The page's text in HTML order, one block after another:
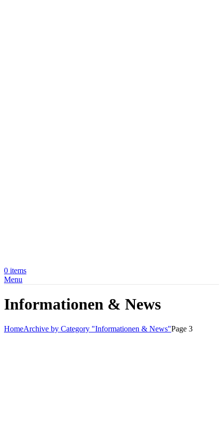
0 items
Menu
Informationen & News
HomeArchive by Category "Informationen & News"Page 3